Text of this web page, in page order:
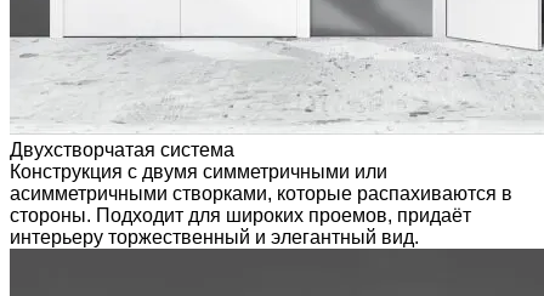
Двухстворчатая система
Конструкция с двумя симметричными или
асимметричными створками, которые распахиваются в
стороны. Подходит для широких проемов, придаёт
интерьеру торжественный и элегантный вид.